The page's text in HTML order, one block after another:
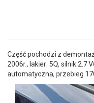
Część pochodzi z
2006r., lakier: 5Q, silnik:2.7
automatyczna, przebieg